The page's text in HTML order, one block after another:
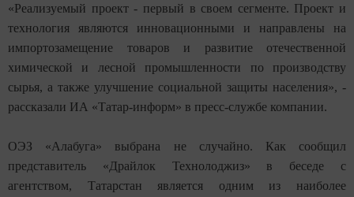
«Реализуемый проект - первый в своем сегменте. Проект и
технология являются инновационными и направлены на
импортозамещение товаров и развитие отечественной
химической и лесной промышленности по производству
сырья, а также улучшение социальной защиты населения», -
рассказали ИА «Татар-информ» в пресс-службе компании.
ОЭЗ «Алабуга» выбрана не случайно. Как сообщил
представитель «Драйлок Технолоджиз» в беседе с
агентством, Татарстан является одним из наиболее